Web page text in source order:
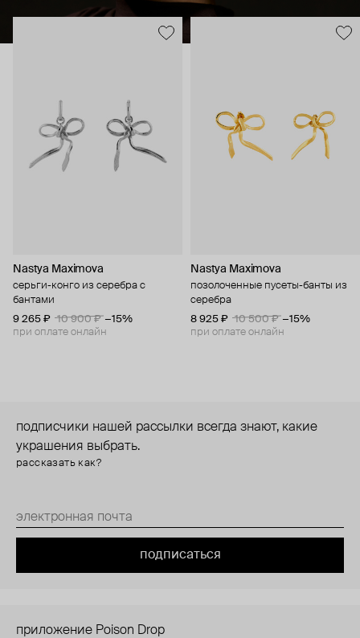
Nastya Maximova
серьги-конго из серебра с
бантами
9 265 ₽
10 900 ₽ −15%
при оплате онлайн
Nastya Maximova
позолоченные пусеты-банты из
серебра
8 925 ₽
10 500 ₽ −15%
при оплате онлайн
подписчики нашей рассылки всегда знают, какие
украшения выбрать.
рассказать как?
подписаться
приложение Poison Drop